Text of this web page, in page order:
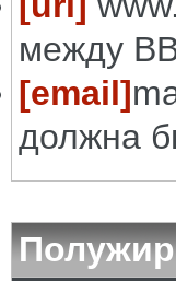
между
[email]
должна